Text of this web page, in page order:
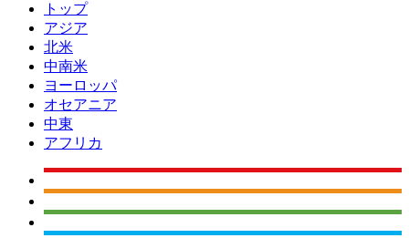
トップ
アジア
北米
中南米
ヨーロッパ
オセアニア
中東
アフリカ